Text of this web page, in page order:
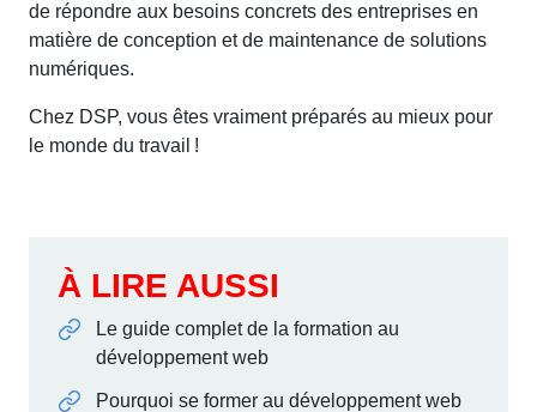
de répondre aux besoins concrets des entreprises en
matière de conception et de maintenance de solutions
numériques.
Chez DSP, vous êtes vraiment préparés au mieux pour
le monde du travail !
À LIRE AUSSI
Le guide complet de la formation au
développement web
Pourquoi se former au développement web